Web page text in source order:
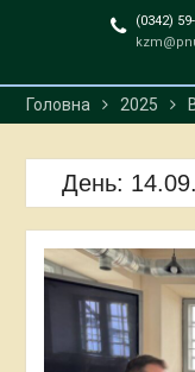
(0342)
Головна 2025
День: